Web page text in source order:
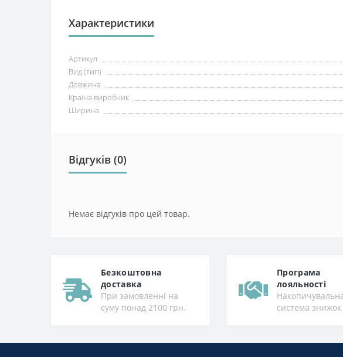
Характеристики
Артикул
Вид (тип)
Довжина
Країна виробник
Ширина
Відгуків (0)
Немає відгуків про цей товар.
Безкоштовна
доставка
При замовленні на
суму понад 2100 грн.
Програма
лояльності
система знижок